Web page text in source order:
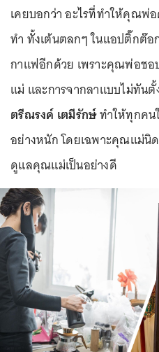
เคยบอกว่า อะไรที่ทำให้คุณพ่
ทำ ทั้งเต้นตลกๆ ในแอปติ๊กต๊อ
กาแฟอีกด้วย เพราะคุณพ่อช
แม่ และการจากลาแบบไม่ทั
ตรีณรงค์ เตมีรักษ์ทำให้ทุกคน
อย่างหนัก โดยเฉพาะคุณแม่
ดูแลคุณแม่เป็นอย่างดี